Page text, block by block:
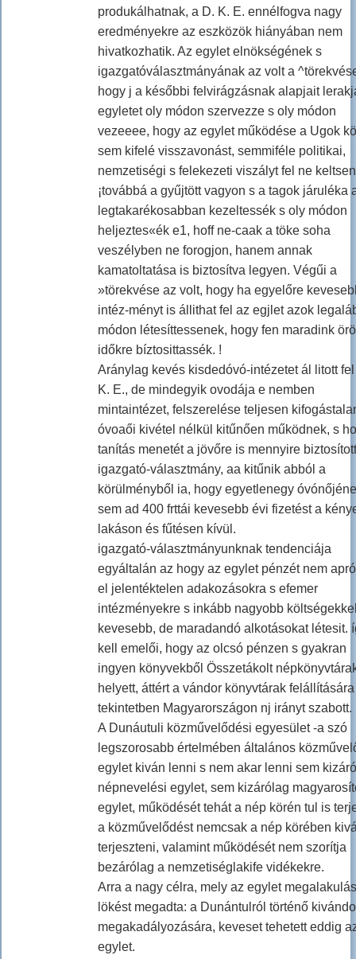
produkálhatnak, a D. K. E. ennélfogva nagy
eredményekre az eszközök hiányában nem
hivatkozhatik. Az egylet elnökségének s
igazgatóválasztmányának az volt a
hogy j a későbbi felvirágzásnak alapjait
egyletet oly módon szervezze s oly módon
vezeeee, hogy az egylet működése a Ugok
sem kifelé visszavonást, semmiféle politikai,
nemzetiségi s felekezeti viszályt fel ne
¡továbbá a gyűjtött vagyon s a tagok járuléka
legtakarékosabban kezeltessék s oly módon
heljeztes«ék e1, hoff ne-caak a töke soha
veszélyben ne forogjon, hanem annak
kamatoltatása is biztosítva legyen. Végűi a
»törekvése az volt, hogy ha egyelőre
intéz-ményt is állithat fel az egjlet azok
módon létesíttessenek, hogy fen maradink
időkre bíztosittassék. !
Aránylag kevés kisdedóvó-intézetet ál litott
K. E., de mindegyik ovodája e nemben
mintaintézet, felszerelése teljesen
óvoaői kivétel nélkül kitűnően működnek, s
tanítás menetét a jövőre is mennyire
igazgató-választmány, aa kitűnik abból a
körülményből ia, hogy egyetlenegy
sem ad 400 frttái kevesebb évi fizetést a
lakáson és fűtésen kívül.
igazgató-választmányunknak tendenciája
egyáltalán az hogy az egylet pénzét nem
el jelentéktelen adakozásokra s efemer
intézményekre s inkább nagyobb
kevesebb, de maradandó alkotásokat létesit.
kell emelői, hogy az olcsó pénzen s gyakran
ingyen könyvekből Összetákolt
helyett, áttért a vándor könyvtárak
tekintetben Magyarországon nj irányt szabott.
A Dunáutuli közművelődési egyesület -a szó
legszorosabb értelmében általános
egylet kiván lenni s nem akar lenni sem
népnevelési egylet, sem kizárólag
egylet, működését tehát a nép körén tul is
a közművelődést nemcsak a nép körében
terjeszteni, valamint működését nem szorítja
bezárólag a nemzetiséglakife vidékekre.
Arra a nagy célra, mely az egylet
lökést megadta: a Dunántulról történő
megakadályozására, keveset tehetett eddig
egylet.